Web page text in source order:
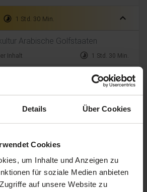
Details Über Cookies
Cookies
um Inhalte und Anzeigen zu
für soziale Medien anbieten
auf unsere Website zu
timelapse 1 Std. 30 Min. expand_less
Arabische Golfstaaten
Inhalt timelapse 1 Std. 30 Min.
Bewertungen
5,00